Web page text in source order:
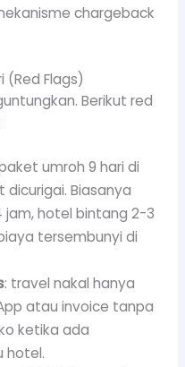
chargeback
(Red Flags)
Berikut red
umroh 9 hari di
Biasanya
jam, hotel bintang 2-3
tersembunyi di
: travel nakal hanya
atau invoice tanpa
ketika ada
hotel.